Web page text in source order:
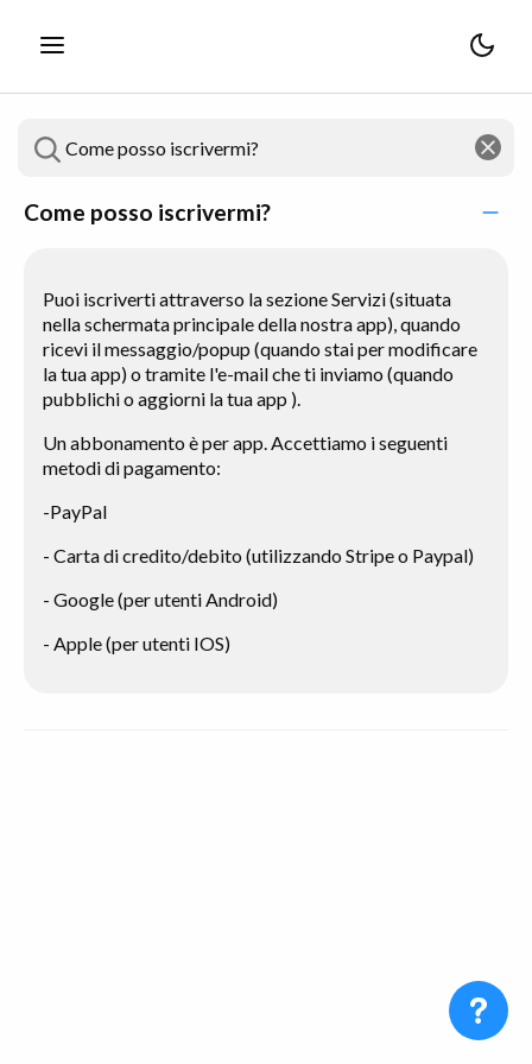
Come posso iscrivermi?
Puoi iscriverti attraverso la sezione Servizi (situata
nella schermata principale della nostra app), quando
ricevi il messaggio/popup (quando stai per modificare
la tua app) o tramite l'e-mail che ti inviamo (quando
pubblichi o aggiorni la tua app ).
Un abbonamento è per app. Accettiamo i seguenti
metodi di pagamento:
-PayPal
- Carta di credito/debito (utilizzando Stripe o Paypal)
- Google (per utenti Android)
- Apple (per utenti IOS)